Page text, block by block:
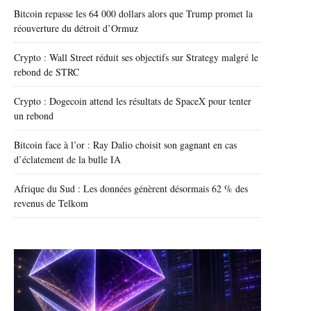
Bitcoin repasse les 64 000 dollars alors que Trump promet la
réouverture du détroit d’Ormuz
Crypto : Wall Street réduit ses objectifs sur Strategy malgré le
rebond de STRC
Crypto : Dogecoin attend les résultats de SpaceX pour tenter
un rebond
Bitcoin face à l’or : Ray Dalio choisit son gagnant en cas
d’éclatement de la bulle IA
Afrique du Sud : Les données génèrent désormais 62 % des
revenus de Telkom